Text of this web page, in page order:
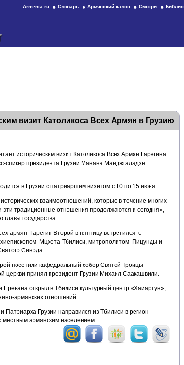
Armenia.ru Словарь Армянский салон Смотри Библия
визит Католикоса Всех Армян в Грузию
историческим визит Католикоса Всех Армян Гарегина
спикер президента Грузии Манана Манджгаладзе
в Грузии с патриаршим визитом с 10 по 15 июня.
взаимоотношений, которые в течение многих
эти традиционные отношения продолжаются и сегодня», —
государства.
армян Гарегин Второй в пятницу встретился с
Мцхета-Тбилиси, митрополитом Пицунды и
Синода.
посетили кафедральный собор Святой Троицы
церкви принял президент Грузии Михаил Саакашвили.
открыл в Тбилиси культурный центр «Хаиартун»,
армянских отношений.
Патриарха Грузии направился из Тбилиси в регион
местным армянским населением.